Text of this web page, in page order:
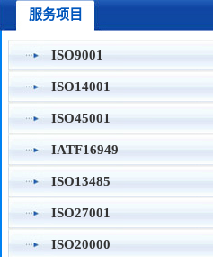
服务项目
ISO9001
ISO14001
ISO45001
IATF16949
ISO13485
ISO27001
ISO20000